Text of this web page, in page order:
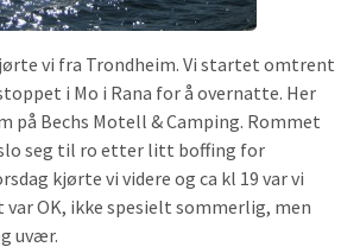
vi fra Trondheim. Vi startet omtrent
i Mo i Rana for å overnatte. Her
på Bechs Motell & Camping. Rommet
slo seg til ro etter litt boffing for
kjørte vi videre og ca kl 19 var vi
OK, ikke spesielt sommerlig, men
uvær.